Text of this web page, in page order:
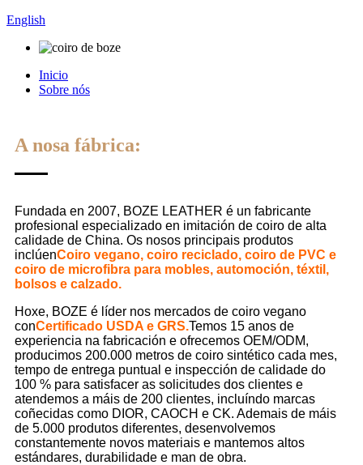
English
Inicio
Sobre nós
A nosa fábrica:
Fundada en 2007, BOZE LEATHER é un fabricante
profesional especializado en imitación de coiro de alta
calidade de China. Os nosos principais produtos
inclúenCoiro vegano, coiro reciclado, coiro de PVC e
coiro de microfibra para mobles, automoción, téxtil,
bolsos e calzado.
Hoxe, BOZE é líder nos mercados de coiro vegano
conCertificado USDA e GRS.Temos 15 anos de
experiencia na fabricación e ofrecemos OEM/ODM,
producimos 200.000 metros de coiro sintético cada mes,
tempo de entrega puntual e inspección de calidade do
100 % para satisfacer as solicitudes dos clientes e
atendemos a máis de 200 clientes, incluíndo marcas
coñecidas como DIOR, CAOCH e CK. Ademais de máis
de 5.000 produtos diferentes, desenvolvemos
constantemente novos materiais e mantemos altos
estándares, durabilidade e man de obra.